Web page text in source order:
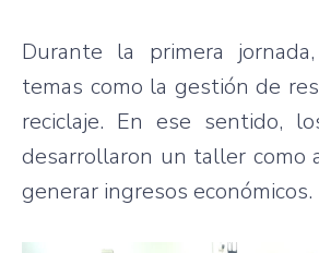
Durante la primera
temas como la gestión de
reciclaje. En ese sentido,
desarrollaron un taller como
generar ingresos económicos.